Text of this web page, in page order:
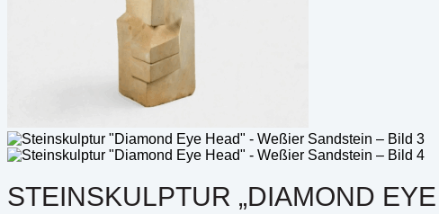
STEINSKULPTUR „DIAMOND